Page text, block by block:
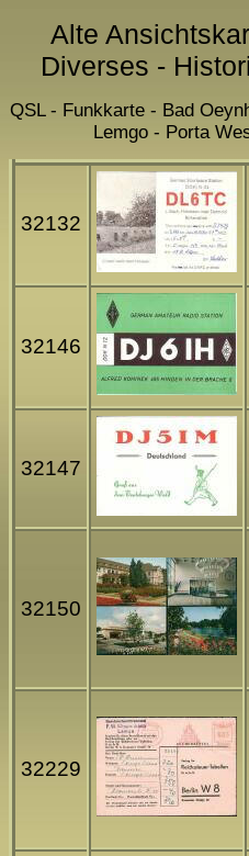
Alte
Diverses -
QSL - Funkkarte - Bad
Lemgo - Porta
32132
32146
32147
32150
32229